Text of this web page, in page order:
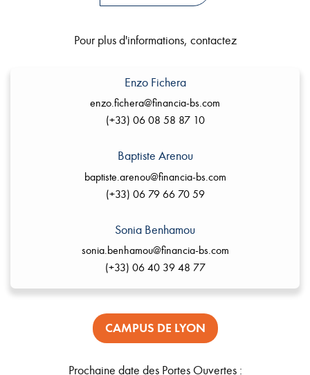
Pour plus d'informations, contactez
Enzo Fichera
enzo.fichera@financia-bs.com
(+33) 06 08 58 87 10
Baptiste Arenou
baptiste.arenou@financia-bs.com
(+33) 06 79 66 70 59
Sonia Benhamou
sonia.benhamou@financia-bs.com
(+33) 06 40 39 48 77
CAMPUS DE LYON
Prochaine date des Portes Ouvertes :